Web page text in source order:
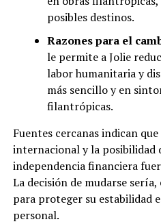
posibles destinos.
Razones para el
le permite a Jolie
labor humanitaria y
más sencillo y en
filantrópicas.
Fuentes cercanas indican
internacional y la posibilidad
independencia financiera
La decisión de mudarse
para proteger su estabilidad
personal.